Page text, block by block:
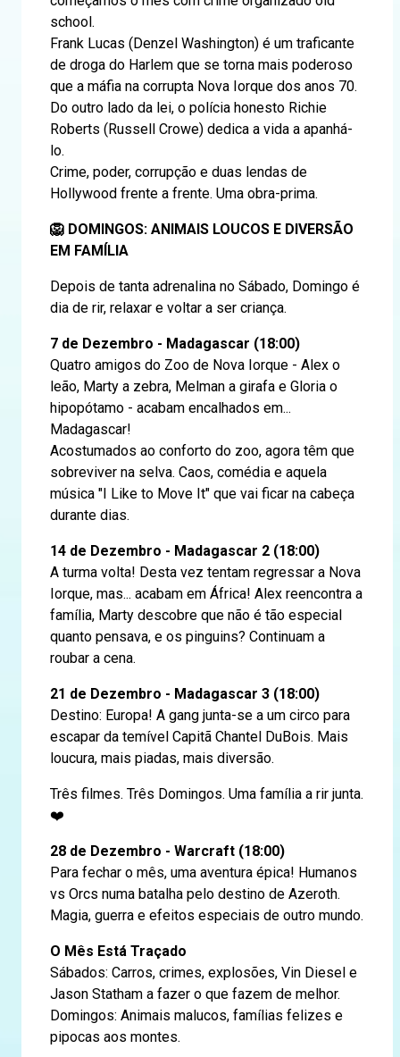
school.
Frank Lucas (Denzel Washington) é um traficante
de droga do Harlem que se torna mais poderoso
que a máfia na corrupta Nova Iorque dos anos 70.
Do outro lado da lei, o polícia honesto Richie
Roberts (Russell Crowe) dedica a vida a apanhá-
lo.
Crime, poder, corrupção e duas lendas de
Hollywood frente a frente. Uma obra-prima.
🦁 DOMINGOS: ANIMAIS LOUCOS E DIVERSÃO
EM FAMÍLIA
Depois de tanta adrenalina no Sábado, Domingo é
dia de rir, relaxar e voltar a ser criança.
7 de Dezembro - Madagascar (18:00)
Quatro amigos do Zoo de Nova Iorque - Alex o
leão, Marty a zebra, Melman a girafa e Gloria o
hipopótamo - acabam encalhados em...
Madagascar!
Acostumados ao conforto do zoo, agora têm que
sobreviver na selva. Caos, comédia e aquela
música "I Like to Move It" que vai ficar na cabeça
durante dias.
14 de Dezembro - Madagascar 2 (18:00)
A turma volta! Desta vez tentam regressar a Nova
Iorque, mas... acabam em África! Alex reencontra a
família, Marty descobre que não é tão especial
quanto pensava, e os pinguins? Continuam a
roubar a cena.
21 de Dezembro - Madagascar 3 (18:00)
Destino: Europa! A gang junta-se a um circo para
escapar da temível Capitã Chantel DuBois. Mais
loucura, mais piadas, mais diversão.
Três filmes. Três Domingos. Uma família a rir junta.
❤️
28 de Dezembro - Warcraft (18:00)
Para fechar o mês, uma aventura épica! Humanos
vs Orcs numa batalha pelo destino de Azeroth.
Magia, guerra e efeitos especiais de outro mundo.
O Mês Está Traçado
Sábados: Carros, crimes, explosões, Vin Diesel e
Jason Statham a fazer o que fazem de melhor.
Domingos: Animais malucos, famílias felizes e
pipocas aos montes.